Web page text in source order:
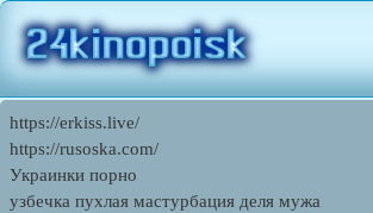
https://erkiss.live/
https://rusoska.com/
Украинки порно
узбечка пухлая мастурбация деля мужа